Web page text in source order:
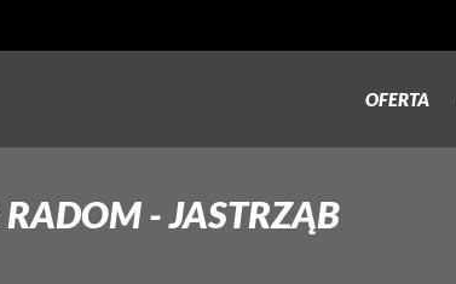
OFERTA
RADOM - JASTRZĄB